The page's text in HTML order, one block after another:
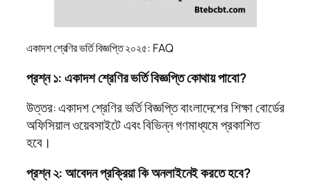
একাদশ শ্রেণির ভর্তি বিজ্ঞপ্তি ২০২৫: FAQ
প্রশ্ন ১: একাদশ শ্রেণির ভর্তি বিজ্ঞপ্তি কোথায় পাবো?
উত্তর: একাদশ শ্রেণির ভর্তি বিজ্ঞপ্তি বাংলাদেশের শিক্ষা বোর্ডের
অফিসিয়াল ওয়েবসাইটে এবং বিভিন্ন গণমাধ্যমে প্রকাশিত
হবে।
প্রশ্ন ২: আবেদন প্রক্রিয়া কি অনলাইনেই করতে হবে?